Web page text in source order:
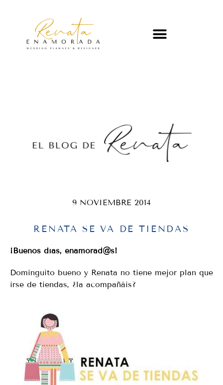
9 NOVIEMBRE 2014
RENATA SE VA DE TIENDAS
¡Buenos días, enamorad@s!
Dominguito bueno y Renata no tiene mejor plan que
irse de tiendas, ¿la acompañáis?